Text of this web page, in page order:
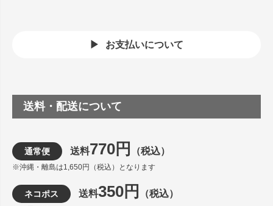
お支払いについて
送料・配送について
通常便 送料770円 （税込）
※沖縄・離島は1,650円（税込）となります
ネコポス 送料350円 （税込）